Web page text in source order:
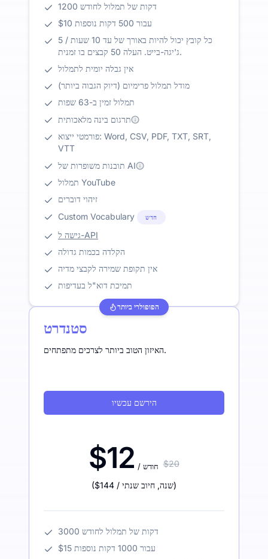
1200 דקות של תמלול לחודש
$10 עבור 500 דקות נוספות
כל קובץ יכול להיות באורך של עד 10 שעות / 5
ג'יגה-בייט. העלה 50 קבצים בו זמנית.
אין גבלה יומית לתמלול
מודל תמלול פרימיום (דיוק הגבוה ביותר)
תמלול זמין ב-63 שפות
תרגום בינה מלאכותית
פורמטי ייצוא: Word, CSV, PDF, TXT, SRT,
VTT
תובנות משופרות של AI
תמלול YouTube
זיהוי דוברים
Custom Vocabulary
חדש
גישה ל-API
הקלדה בכמות גדולה
אין תקופת שמירה לקבצי מדיה
תמיכת דוא"ל בעדיפות
הפופולרי ביותר
סטנדרט
האיזון הטוב ביותר לצרכים מתפתחים.
הירשם עכשיו
$12 / חודש $20
($144 / שנה, חיוב שנתי )
3000 דקות של תמלול לחודש
$15 עבור 1000 דקות נוספות